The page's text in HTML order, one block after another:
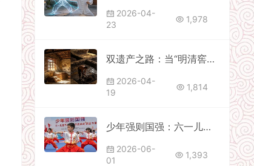
2026-04-
23
1,978
双遗产之路：当“明清窖池”遇见“传统技艺”，中国白酒的申遗突围战
2026-04-
19
1,814
少年强则国强：六一儿童节看中华武术的新生力量
2026-06-
01
1,393